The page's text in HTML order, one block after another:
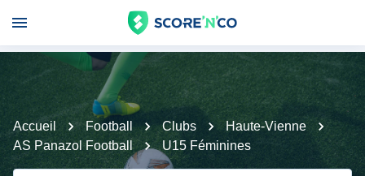
Accueil Football Clubs
Haute-Vienne
AS Panazol Football
U15 Féminines